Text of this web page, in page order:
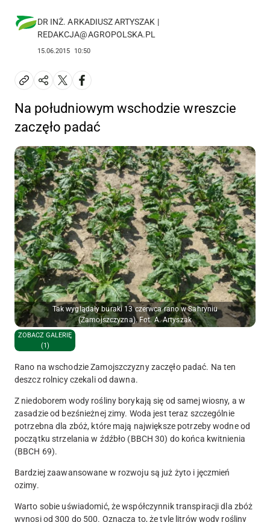
DR INŻ. ARKADIUSZ ARTYSZAK |
REDAKCJA@AGROPOLSKA.PL
15.06.2015 10:50
Na południowym wschodzie wreszcie
zaczęło padać
Tak wyglądały buraki 13 czerwca rano w Sahryniu
(Zamojszczyzna). Fot. A. Artyszak
ZOBACZ GALERIĘ
(1)
Rano na wschodzie Zamojszczyzny zaczęło padać. Na ten
deszcz rolnicy czekali od dawna.
Z niedoborem wody rośliny borykają się od samej wiosny, a w
zasadzie od bezśnieżnej zimy. Woda jest teraz szczególnie
potrzebna dla zbóż, które mają największe potrzeby wodne od
początku strzelania w źdźbło (BBCH 30) do końca kwitnienia
(BBCH 69).
Bardziej zaawansowane w rozwoju są już żyto i jęczmień
ozimy.
Warto sobie uświadomić, że współczynnik transpiracji dla zbóż
wynosi od 300 do 500. Oznacza to, że tyle litrów wody rośliny